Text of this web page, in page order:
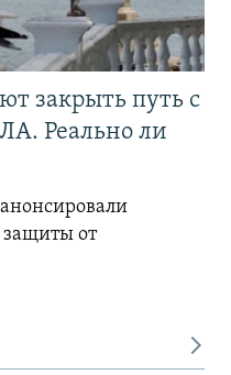
закрыть путь с
Реально ли
защиты от